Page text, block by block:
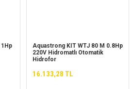
Aquastrong KIT WTJ 80 M 0.8Hp
220V Hidromatlı Otomatik
Hidrofor
16.133,28 TL